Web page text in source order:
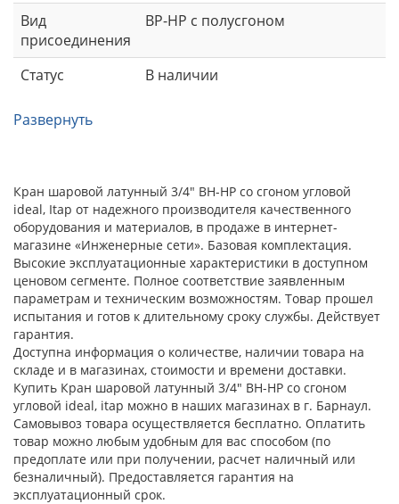
Вид
присоединения
ВР-НР с полусгоном
Статус В наличии
Развернуть
Кран шаровой латунный 3/4" ВН-НР cо сгоном угловой
ideal, Itap от надежного производителя качественного
оборудования и материалов, в продаже в интернет-
магазине «Инженерные сети». Базовая комплектация.
Высокие эксплуатационные характеристики в доступном
ценовом сегменте. Полное соответствие заявленным
параметрам и техническим возможностям. Товар прошел
испытания и готов к длительному сроку службы. Действует
гарантия.
Доступна информация о количестве, наличии товара на
складе и в магазинах, стоимости и времени доставки.
Купить Кран шаровой латунный 3/4" ВН-НР cо сгоном
угловой ideal, itap можно в наших магазинах в г. Барнаул.
Самовывоз товара осуществляется бесплатно. Оплатить
товар можно любым удобным для вас способом (по
предоплате или при получении, расчет наличный или
безналичный). Предоставляется гарантия на
эксплуатационный срок.